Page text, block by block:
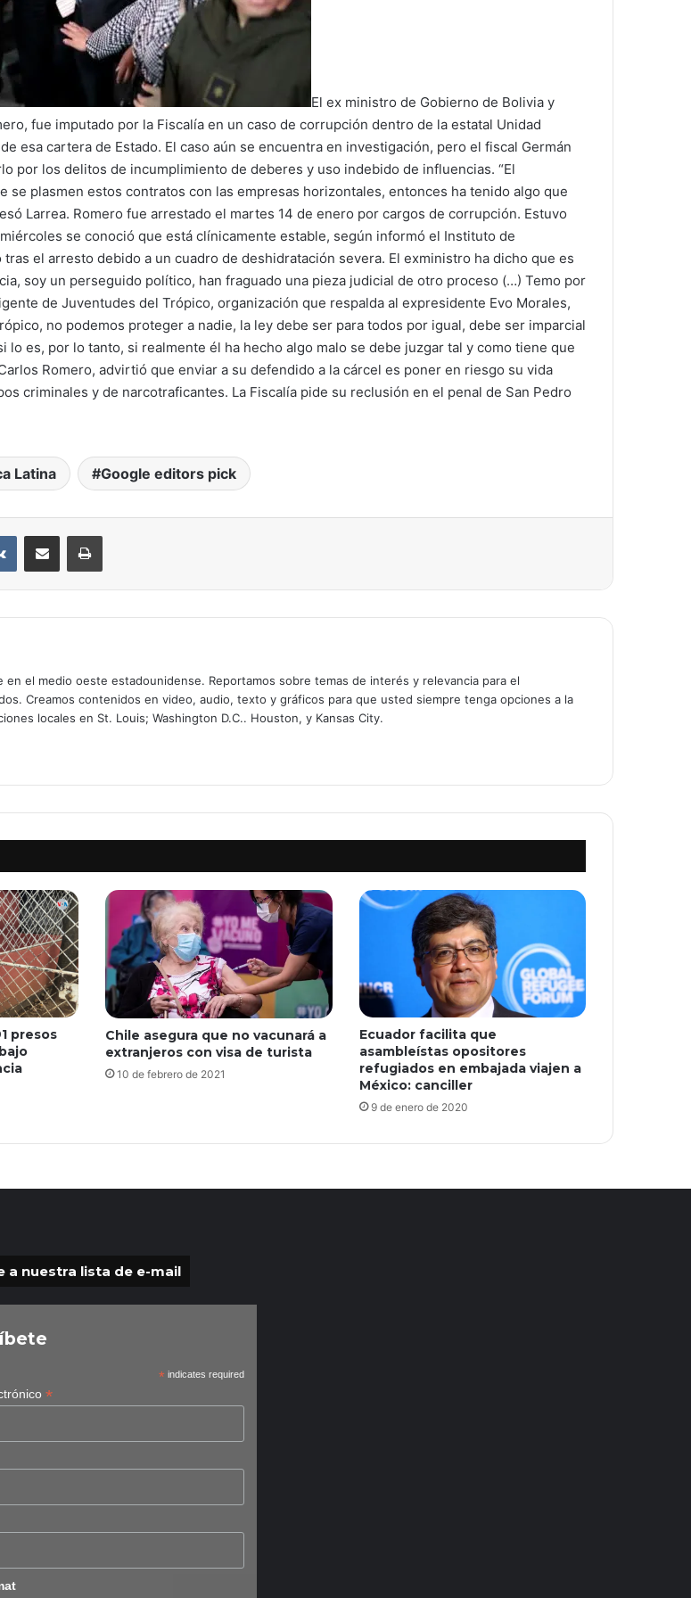
El ex ministro de Gobierno de Bolivia y
fue imputado por la Fiscalía en un caso de corrupción dentro de la estatal Unidad
esa cartera de Estado. El caso aún se encuentra en investigación, pero el fiscal Germán
por los delitos de incumplimiento de deberes y uso indebido de influencias. “El
plasmen estos contratos con las empresas horizontales, entonces ha tenido algo que
Larrea. Romero fue arrestado el martes 14 de enero por cargos de corrupción. Estuvo
se conoció que está clínicamente estable, según informó el Instituto de
el arresto debido a un cuadro de deshidratación severa. El exministro ha dicho que es
soy un perseguido político, han fraguado una pieza judicial de otro proceso (…) Temo por
de Juventudes del Trópico, organización que respalda al expresidente Evo Morales,
no podemos proteger a nadie, la ley debe ser para todos por igual, debe ser imparcial
es, por lo tanto, si realmente él ha hecho algo malo se debe juzgar tal y como tiene que
Romero, advirtió que enviar a su defendido a la cárcel es poner en riesgo su vida
criminales y de narcotraficantes. La Fiscalía pide su reclusión en el penal de San Pedro
Latina Google editors pick
en el medio oeste estadounidense. Reportamos sobre temas de interés y relevancia para el
Creamos contenidos en video, audio, texto y gráficos para que usted siempre tenga opciones a la
locales en St. Louis; Washington D.C.. Houston, y Kansas City.
presos
Chile asegura que no vacunará a
extranjeros con visa de turista
10 de febrero de 2021
Ecuador facilita que
asambleístas opositores
refugiados en embajada viajen a
México: canciller
9 de enero de 2020
a nuestra lista de e-mail
* indicates required
*